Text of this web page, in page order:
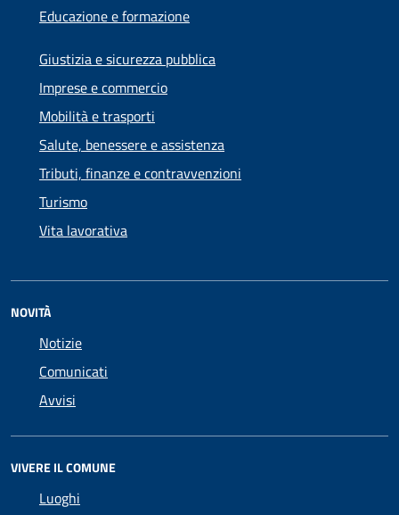
Educazione e formazione
Giustizia e sicurezza pubblica
Imprese e commercio
Mobilità e trasporti
Salute, benessere e assistenza
Tributi, finanze e contravvenzioni
Turismo
Vita lavorativa
NOVITÀ
Notizie
Comunicati
Avvisi
VIVERE IL COMUNE
Luoghi